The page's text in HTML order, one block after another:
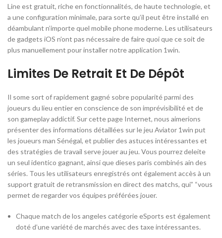
Line est gratuit, riche en fonctionnalités, de haute technologie, et
a une configuration minimale, para sorte qu’il peut être installé en
déambulant n’importe quel mobile phone moderne. Les utilisateurs
de gadgets iOS n’ont pas nécessaire de faire quoi que ce soit de
plus manuellement pour installer notre application 1win.
Limites De Retrait Et De Dépôt
Il some sort of rapidement gagné sobre popularité parmi des
joueurs du lieu entier en conscience de son imprévisibilité et de
son gameplay addictif. Sur cette page Internet, nous aimerions
présenter des informations détaillées sur le jeu Aviator 1win put
les joueurs man Sénégal, et publier des astuces intéressantes et
des stratégies de travail serve jouer au jeu. Vous pourrez deleite
un seul identico gagnant, ainsi que dieses paris combinés ain des
séries. Tous les utilisateurs enregistrés ont également accès à un
support gratuit de retransmission en direct des matchs, qui” “vous
permet de regarder vos équipes préférées jouer.
Chaque match de los angeles catégorie eSports est également
doté d’une variété de marchés avec des taxe intéressantes.